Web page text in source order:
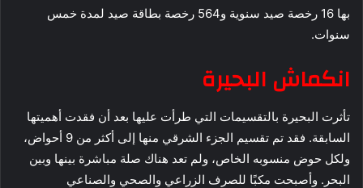
بها 16 رخصة صيد سنوية و564 رخصة بطاقة صيد لمدة خمس
سنوات.
انكماش البحيرة
تأثرت البحيرة بالتقسيمات التي طرأت عليها بعد أن فقدت أهميتها
السابقة. فقد تم تقسيم الجزء الشرقي منها إلى أكثر من 9 أحواض،
ولكل حوض منسوبه الخاص، ولم تعد هناك صلة مباشرة بينها وبين
البحر. وأصبحت مكبًا للصرف الزراعي والصحي والصناعي